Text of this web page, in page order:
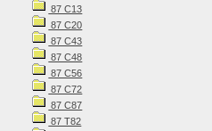
87 С13
87 С20
87 С43
87 С48
87 С56
87 С72
87 С87
87 Т82